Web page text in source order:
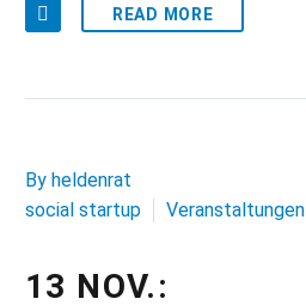
READ MORE
By heldenrat
social startup
Veranstaltungen
13 NOV.: